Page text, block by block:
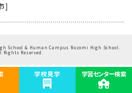
]
School & Human Campus Nozomi High School.
Rights Reserved.
学校見学 学習センター検索